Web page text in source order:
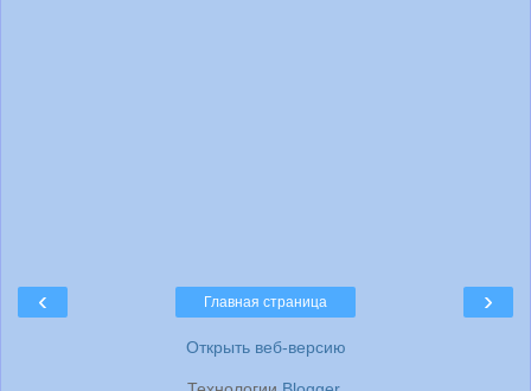
‹ ›
Главная страница
Открыть веб-версию